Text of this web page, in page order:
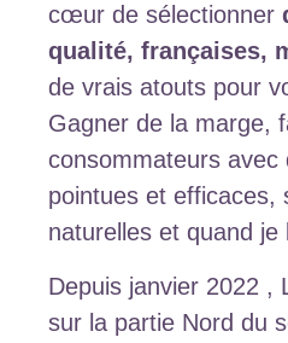
cœur de sélectionner
qualité, françaises,
de vrais atouts pour
Gagner de la marge,
consommateurs avec
pointues et efficaces,
naturelles et quand je
Depuis janvier 2022 ,
sur la partie Nord du